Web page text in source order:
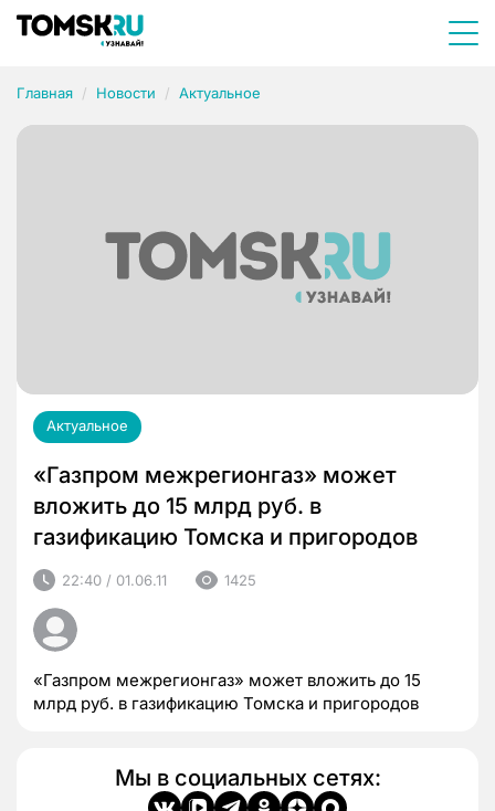
Главная Новости Актуальное
Актуальное
«Газпром межрегионгаз» может
вложить до 15 млрд руб. в
газификацию Томска и пригородов
22:40 / 01.06.11 1425
«Газпром межрегионгаз» может вложить до 15
млрд руб. в газификацию Томска и пригородов
Мы в социальных сетях: